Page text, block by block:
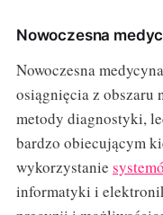
Nowoczesna
Nowoczesna
osiągnięcia z obszaru
metody diagnostyki,
bardzo obiecującym
wykorzystanie
informatyki i